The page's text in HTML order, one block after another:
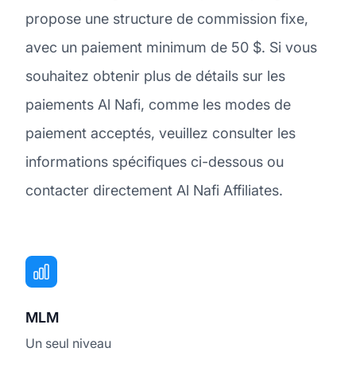
propose une structure de commission fixe,
avec un paiement minimum de 50 $. Si vous
souhaitez obtenir plus de détails sur les
paiements Al Nafi, comme les modes de
paiement acceptés, veuillez consulter les
informations spécifiques ci-dessous ou
contacter directement Al Nafi Affiliates.
MLM
Un seul niveau